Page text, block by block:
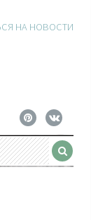
НА НОВОСТИ